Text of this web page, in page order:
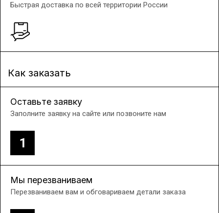
Быстрая доставка по всей территории России
Как заказать
1
Оставьте заявку
Заполните заявку на сайте или позвоните нам
Мы перезваниваем
Перезваниваем вам и обговариваем детали заказа